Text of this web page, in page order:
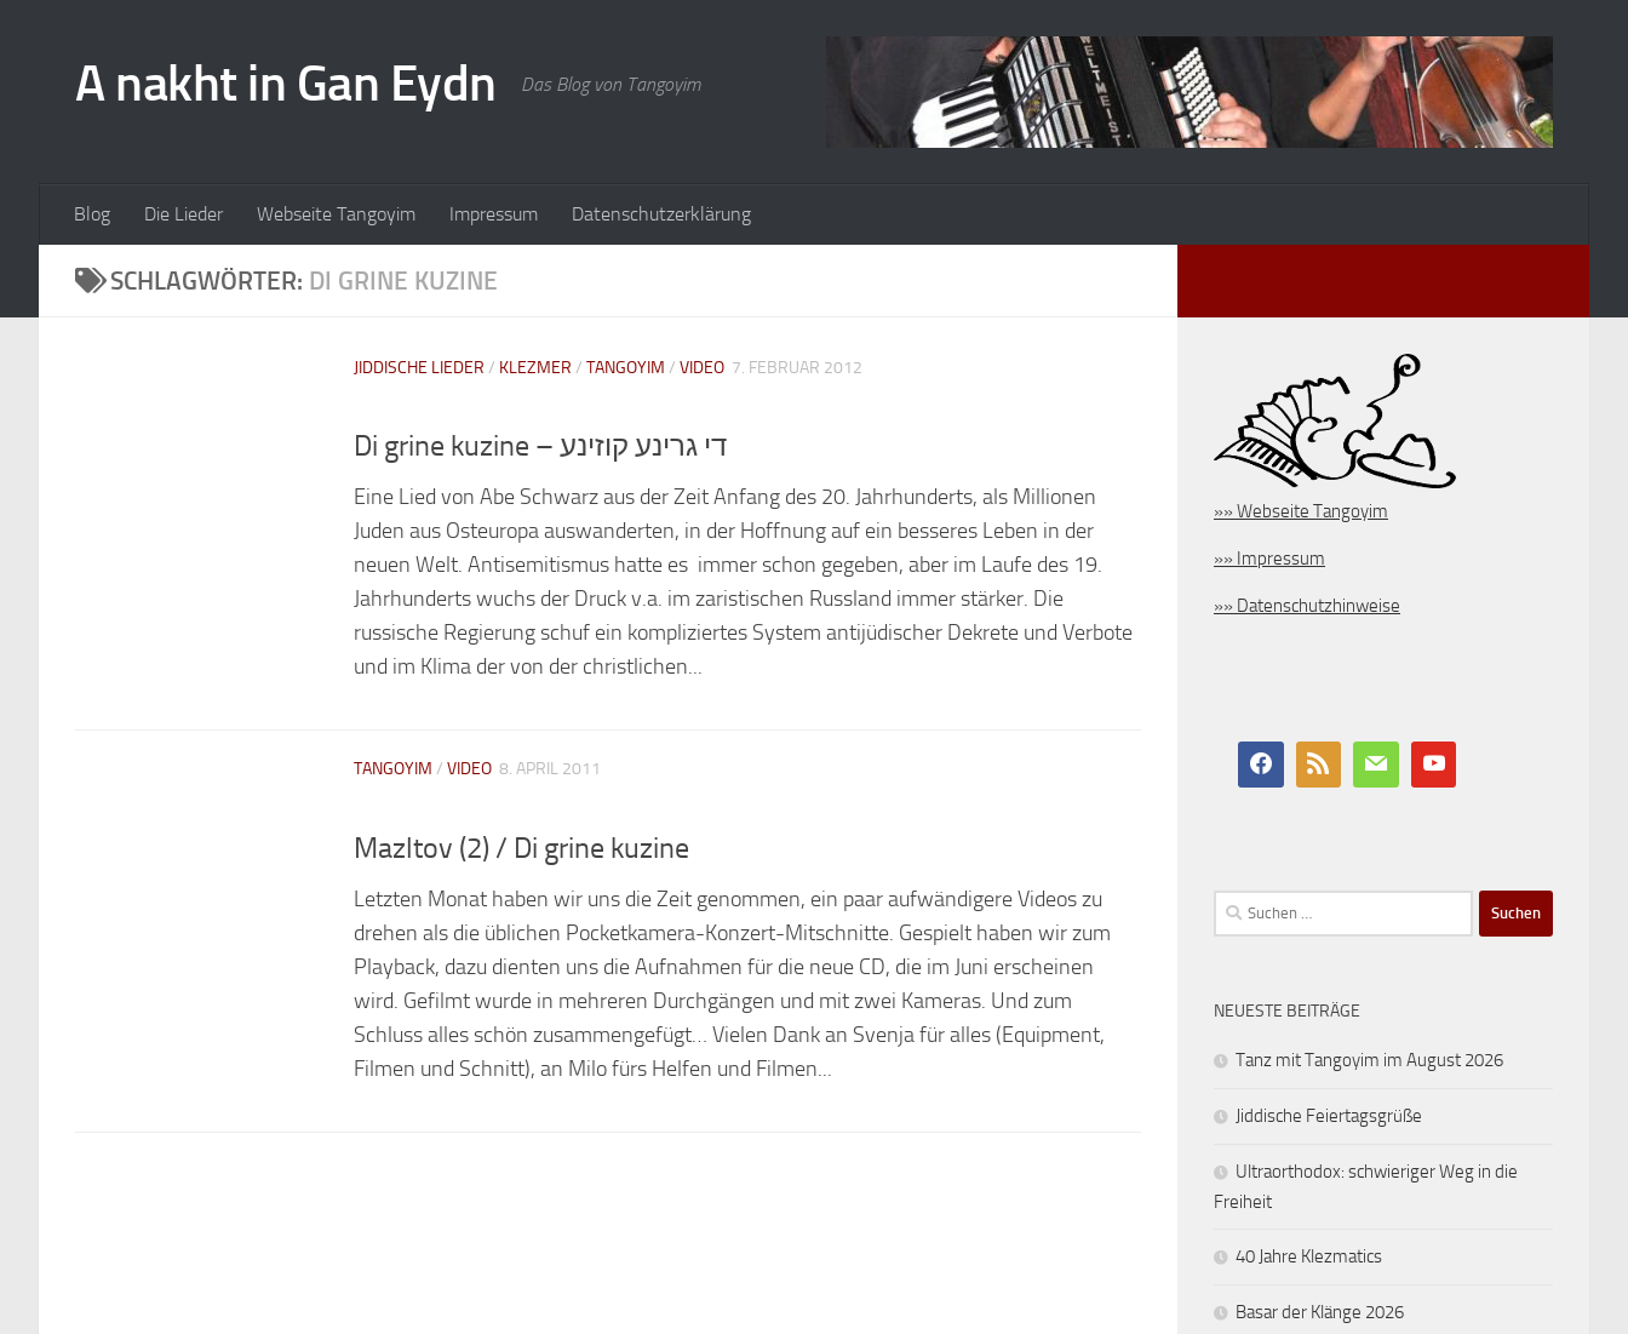
A nakht in Gan Eydn Das Blog von Tangoyim
Blog Die Lieder Webseite Tangoyim Impressum Datenschutzerklärung
SCHLAGWÖRTER: DI GRINE KUZINE
JIDDISCHE LIEDER / KLEZMER / TANGOYIM / VIDEO 7. FEBRUAR 2012
Di grine kuzine – די גרינע קוזינע
Eine Lied von Abe Schwarz aus der Zeit Anfang des 20. Jahrhunderts, als Millionen
Juden aus Osteuropa auswanderten, in der Hoffnung auf ein besseres Leben in der
neuen Welt. Antisemitismus hatte es immer schon gegeben, aber im Laufe des 19.
Jahrhunderts wuchs der Druck v.a. im zaristischen Russland immer stärker. Die
russische Regierung schuf ein kompliziertes System antijüdischer Dekrete und Verbote
und im Klima der von der christlichen...
TANGOYIM / VIDEO 8. APRIL 2011
Mazltov (2) / Di grine kuzine
Letzten Monat haben wir uns die Zeit genommen, ein paar aufwändigere Videos zu
drehen als die üblichen Pocketkamera-Konzert-Mitschnitte. Gespielt haben wir zum
Playback, dazu dienten uns die Aufnahmen für die neue CD, die im Juni erscheinen
wird. Gefilmt wurde in mehreren Durchgängen und mit zwei Kameras. Und zum
Schluss alles schön zusammengefügt… Vielen Dank an Svenja für alles (Equipment,
Filmen und Schnitt), an Milo fürs Helfen und Filmen...
»» Webseite Tangoyim
»» Impressum
»» Datenschutzhinweise
Suchen
nach:
NEUESTE BEITRÄGE
Tanz mit Tangoyim im August 2026
Jiddische Feiertagsgrüße
Ultraorthodox: schwieriger Weg in die
Freiheit
40 Jahre Klezmatics
Basar der Klänge 2026